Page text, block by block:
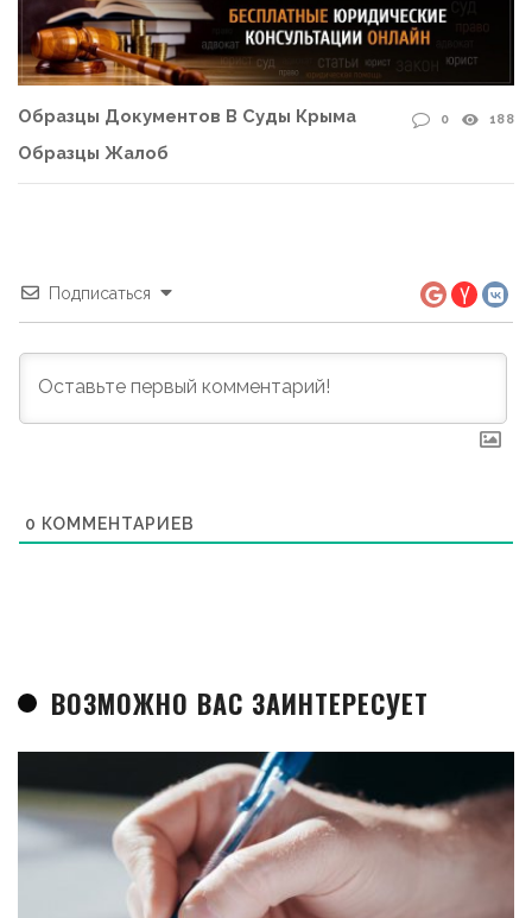
Образцы Документов В Суды Крыма
Образцы Жалоб
0 188
Подписаться
0 КОММЕНТАРИЕВ
ВОЗМОЖНО ВАС ЗАИНТЕРЕСУЕТ